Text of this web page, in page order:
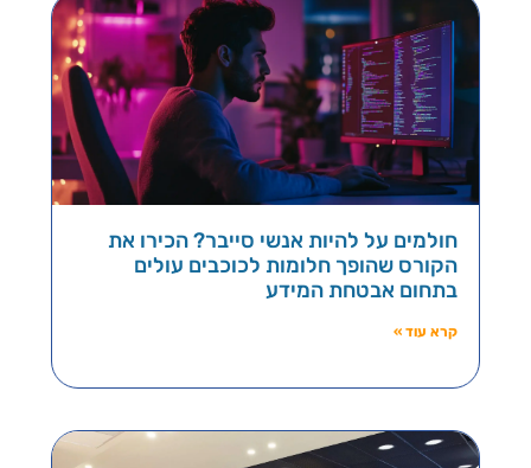
חולמים על להיות אנשי סייבר? הכירו את
הקורס שהופך חלומות לכוכבים עולים
בתחום אבטחת המידע
קרא עוד »